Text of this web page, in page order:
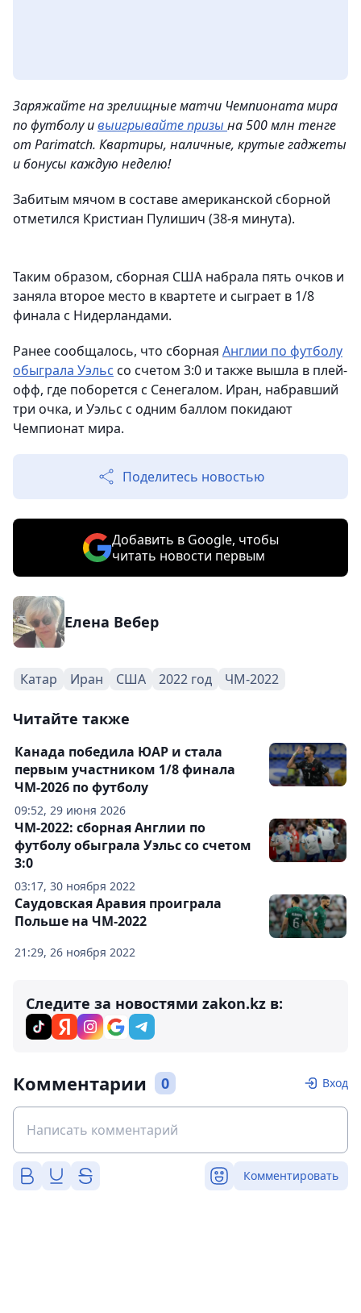
Заряжайте на зрелищные матчи Чемпионата мира
по футболу ивыигрывайте призы на 500 млн тенге
от Parimatch. Квартиры, наличные, крутые гаджеты
и бонусы каждую неделю!
Забитым мячом в составе американской сборной
отметился Кристиан Пулишич (38-я минута).
Таким образом, сборная США набрала пять очков и
заняла второе место в квартете и сыграет в 1/8
финала с Нидерландами.
Ранее сообщалось, что сборная Англии по футболу
обыграла Уэльс со счетом 3:0 и также вышла в плей-
офф, где поборется с Сенегалом. Иран, набравший
три очка, и Уэльс с одним баллом покидают
Чемпионат мира.
Поделитесь новостью
Добавить в Google, чтобы
читать новости первым
Елена Вебер
Катар Иран США 2022 год ЧМ-2022
Читайте также
09:52, 29 июня 2026
Канада победила ЮАР и стала
первым участником 1/8 финала
ЧМ-2026 по футболу
03:17, 30 ноября 2022
ЧМ-2022: сборная Англии по
футболу обыграла Уэльс со счетом
3:0
21:29, 26 ноября 2022
Саудовская Аравия проиграла
Польше на ЧМ-2022
Следите за новостями zakon.kz в:
Комментарии 0 Вход
Комментировать